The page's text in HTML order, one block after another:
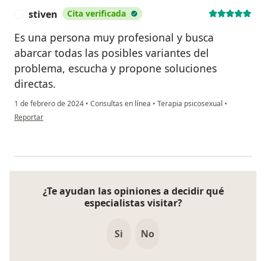
stiven Cita verificada
Es una persona muy profesional y busca
abarcar todas las posibles variantes del
problema, escucha y propone soluciones
directas.
1 de febrero de 2024 • Consultas en línea • Terapia psicosexual •
en opinión del usuario stiven
Reportar
¿Te ayudan las opiniones a decidir qué
especialistas visitar?
Si No